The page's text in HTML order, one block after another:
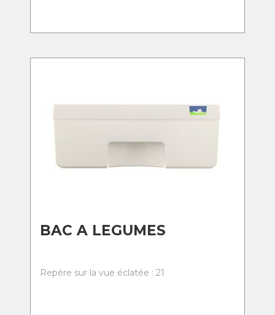
BAC A LEGUMES
Repère sur la vue éclatée : 21